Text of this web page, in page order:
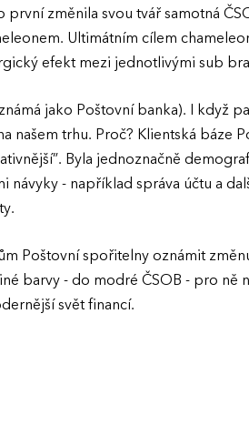
změnila svou tvář samotná
Ultimátním cílem
efekt mezi jednotlivými sub
jako Poštovní banka). I když
našem trhu. Proč? Klientská báze
Byla jednoznačně
návyky - například správa účtu a
Poštovní spořitelny oznámit
barvy - do modré ČSOB - pro ně
svět financí.